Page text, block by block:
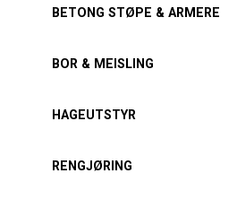
BETONG STØPE & ARMERE
BOR & MEISLING
HAGEUTSTYR
RENGJØRING